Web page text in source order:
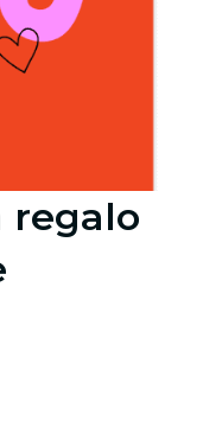
regalo